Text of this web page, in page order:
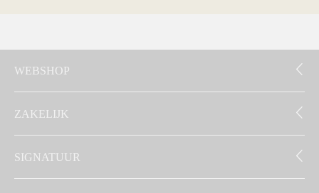
WEBSHOP
ZAKELIJK
SIGNATUUR